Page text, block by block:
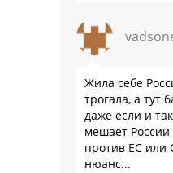
Жила себе
трогала, а тут
даже если и
мешает России
против ЕС или
нюанс...